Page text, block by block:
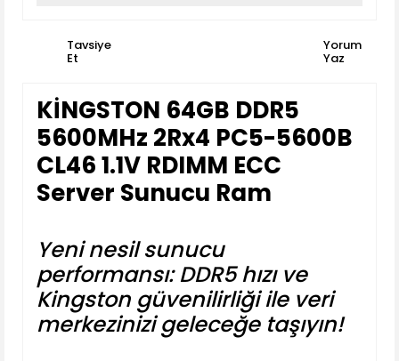
Tavsiye
Et
Yorum
Yaz
KİNGSTON 64GB DDR5
5600MHz 2Rx4 PC5-5600B
CL46 1.1V RDIMM ECC
Server Sunucu Ram
Yeni nesil sunucu
performansı: DDR5 hızı ve
Kingston güvenilirliği ile veri
merkezinizi geleceğe taşıyın!